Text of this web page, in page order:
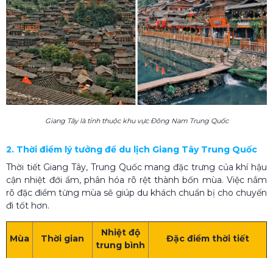
Giang Tây là tỉnh thuộc khu vực Đông Nam Trung Quốc
2. Thời điểm lý tưởng để du lịch Giang Tây Trung Quốc
Thời tiết Giang Tây, Trung Quốc mang đặc trưng của khí hậu
cận nhiệt đới ẩm, phân hóa rõ rệt thành bốn mùa. Việc nắm
rõ đặc điểm từng mùa sẽ giúp du khách chuẩn bị cho chuyến
đi tốt hơn.
Mùa Thời gian
Nhiệt độ
trung bình
Đặc điểm thời tiết